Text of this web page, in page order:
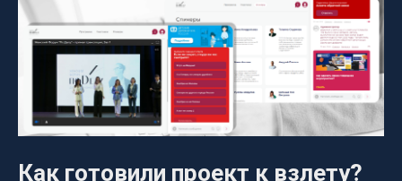
Как готовили проект к взлету?